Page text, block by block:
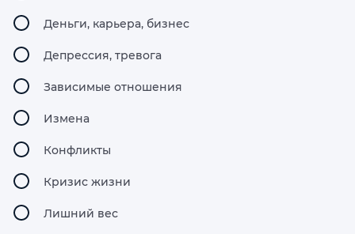
Деньги, карьера, бизнес
Депрессия, тревога
Зависимые отношения
Измена
Конфликты
Кризис жизни
Лишний вес